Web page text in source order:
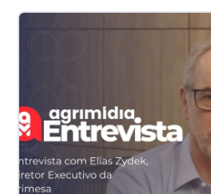
Suíno - Estadual
MG
R$ 5,04
Suíno - Estadual